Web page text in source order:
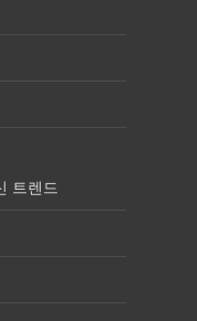
트렌드